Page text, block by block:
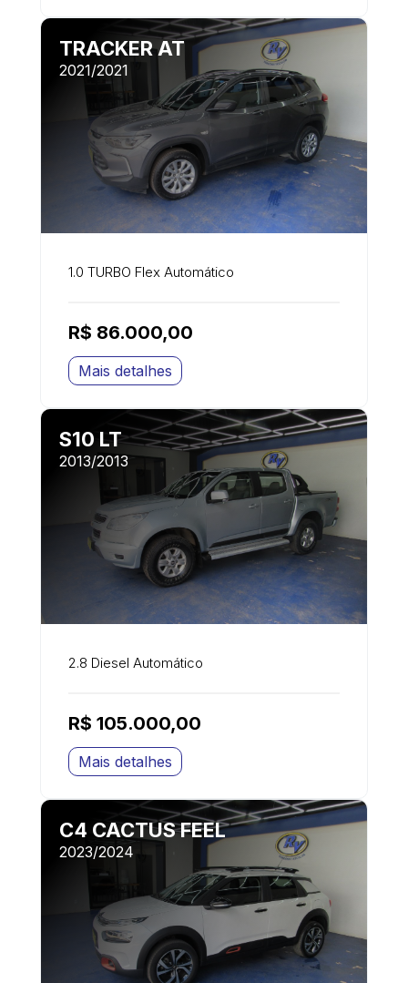
TRACKER AT
2021/2021
1.0 TURBO Flex Automático
R$ 86.000,00
Mais detalhes
S10 LT
2013/2013
2.8 Diesel Automático
R$ 105.000,00
Mais detalhes
C4 CACTUS FEEL
2023/2024